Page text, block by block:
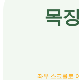
목
좌우 스크롤로